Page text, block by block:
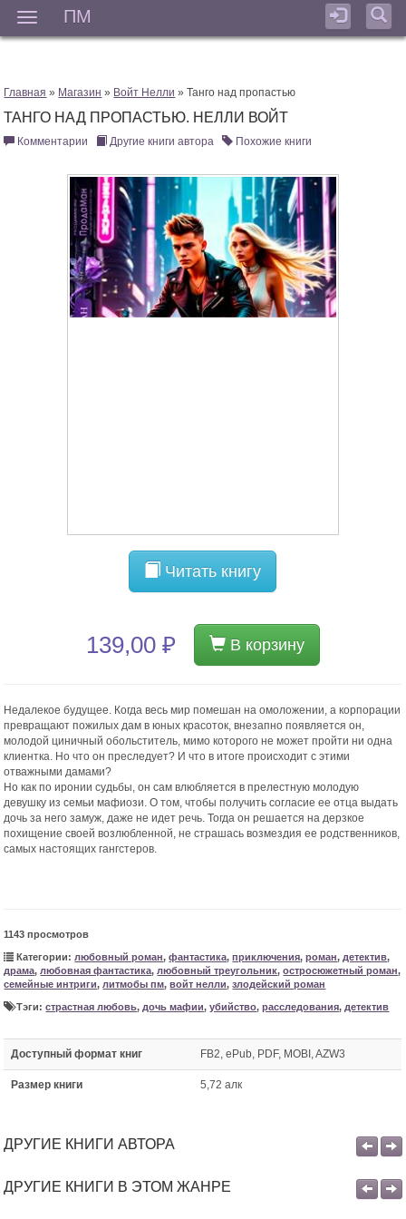
ПМ
Главная » Магазин » Войт Нелли » Танго над пропастью
ТАНГО НАД ПРОПАСТЬЮ. НЕЛЛИ ВОЙТ
Комментарии Другие книги автора Похожие книги
Читать книгу
139,00 ₽ В корзину
Недалекое будущее. Когда весь мир помешан на омоложении, а корпорации
превращают пожилых дам в юных красоток, внезапно появляется он,
молодой циничный обольститель, мимо которого не может пройти ни одна
клиентка. Но что он преследует? И что в итоге происходит с этими
отважными дамами?
Но как по иронии судьбы, он сам влюбляется в прелестную молодую
девушку из семьи мафиози. О том, чтобы получить согласие ее отца выдать
дочь за него замуж, даже не идет речь. Тогда он решается на дерзкое
похищение своей возлюбленной, не страшась возмездия ее родственников,
самых настоящих гангстеров.
1143 просмотров
Категории: любовный роман,фантастика,приключения,роман, детектив,
драма, любовная фантастика, любовный треугольник,остросюжетный роман,
семейные интриги, литмобы пм,войт нелли,злодейский роман
Тэги:страстная любовь, дочь мафии,убийство,расследования, детектив
Доступный формат книг FB2, ePub, PDF, MOBI, AZW3
Размер книги 5,72 алк
ДРУГИЕ КНИГИ АВТОРА
ДРУГИЕ КНИГИ В ЭТОМ ЖАНРЕ